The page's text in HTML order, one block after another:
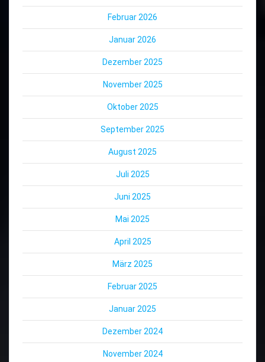
Februar 2026
Januar 2026
Dezember 2025
November 2025
Oktober 2025
September 2025
August 2025
Juli 2025
Juni 2025
Mai 2025
April 2025
März 2025
Februar 2025
Januar 2025
Dezember 2024
November 2024